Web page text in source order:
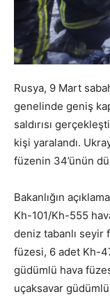
Rusya, 9 Mart
genelinde geniş
saldırısı
kişi yaralandı.
füzenin 34’ünün
Bakanlığın
Kh-101/Kh-555
deniz tabanlı seyir
füzesi, 6 adet Kh-
güdümlü hava
uçaksavar güdümlü